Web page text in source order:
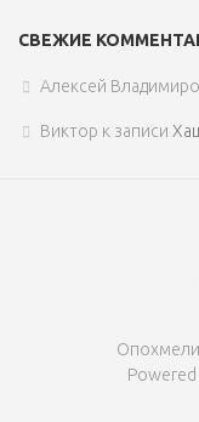
СВЕЖИЕ
Алексей
Виктор к записи
Powered